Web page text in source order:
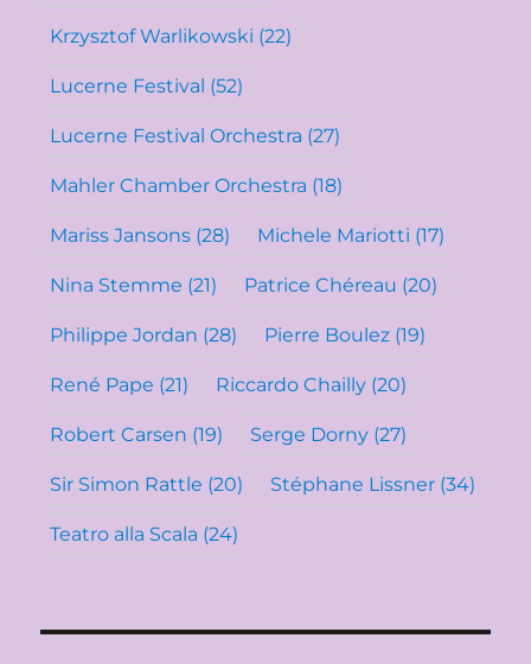
Krzysztof Warlikowski (22)
Lucerne Festival (52)
Lucerne Festival Orchestra (27)
Mahler Chamber Orchestra (18)
Mariss Jansons (28) Michele Mariotti (17)
Nina Stemme (21) Patrice Chéreau (20)
Philippe Jordan (28) Pierre Boulez (19)
René Pape (21) Riccardo Chailly (20)
Robert Carsen (19) Serge Dorny (27)
Sir Simon Rattle (20) Stéphane Lissner (34)
Teatro alla Scala (24)